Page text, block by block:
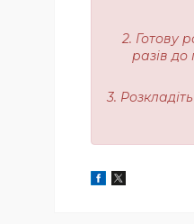
2. Готову
разів
3.